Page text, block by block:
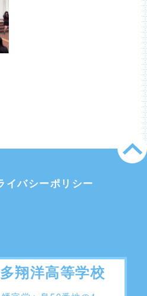
イバシーポリシー
翔洋高等学校